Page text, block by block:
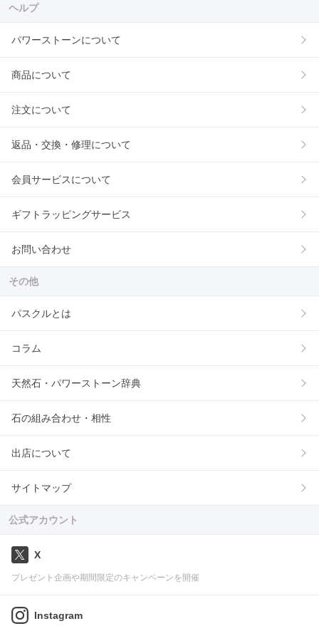
ヘルプ
パワーストーンについて
商品について
注文について
返品・交換・修理について
会員サービスについて
ギフトラッピングサービス
お問い合わせ
その他
パスクルとは
コラム
天然石・パワーストーン辞典
石の組み合わせ・相性
出店について
サイトマップ
公式アカウント
X
プレゼント企画や期間限定のキャンペーンを開催
Instagram